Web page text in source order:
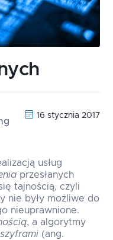
16 stycznia 2017
usług
przesłanych
tajnością, czyli
nie były możliwe do
nieuprawnione.
, a algorytmy
szyframi (ang.